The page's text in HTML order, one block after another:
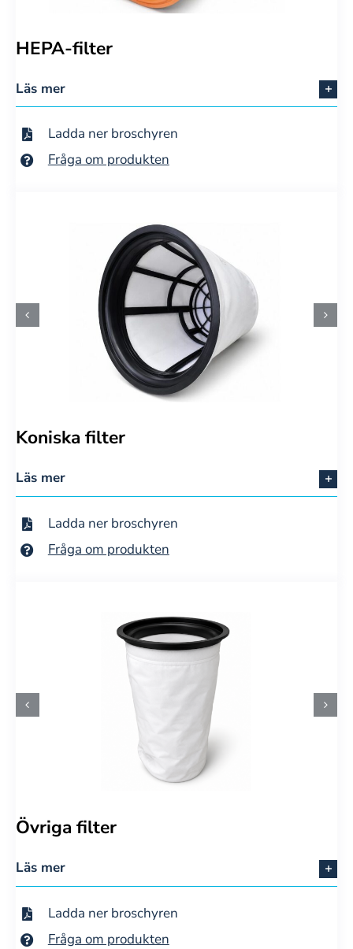
HEPA-filter
Läs mer
Ladda ner broschyren
Fråga om produkten
Koniska filter
Läs mer
Ladda ner broschyren
Fråga om produkten
Övriga filter
Läs mer
Ladda ner broschyren
Fråga om produkten